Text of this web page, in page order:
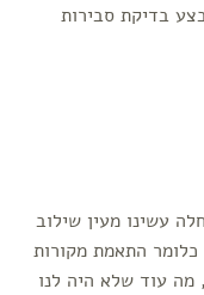
בדיקת סבירות
עשינו מעין שילוב
התאמת מקורות
מה עוד שלא היה לנו